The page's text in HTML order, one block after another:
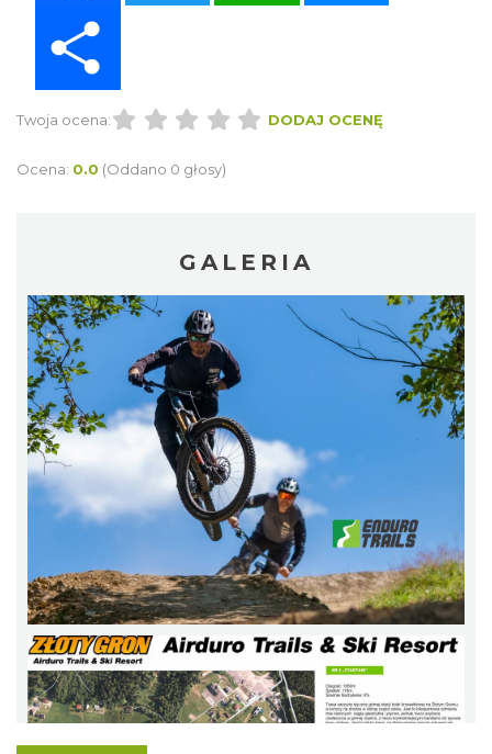
Twoja ocena: DODAJ OCENĘ
Ocena: 0.0 (Oddano 0 głosy)
GALERIA